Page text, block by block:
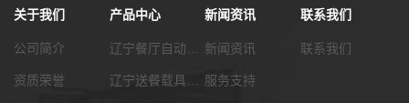
关于我们
公司简介
资质荣誉
产品中心 新闻资讯
新闻资讯
服务支持
联系我们
联系我们